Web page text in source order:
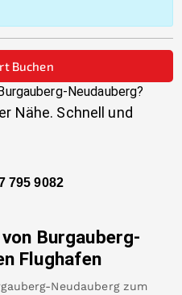
Buchen
Neudauberg?
Nähe. Schnell und
795 9082
Burgauberg-
Flughafen
Neudauberg zum